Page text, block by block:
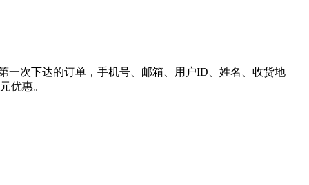
一次下达的订单，手机号、邮箱、用户ID、姓名、收货地
优惠。